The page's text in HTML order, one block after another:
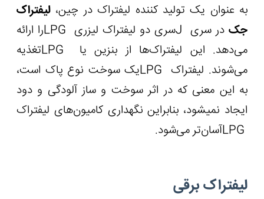
به عنوان یک تولید کننده لیفتراک در چین، لیفتراک
جک در سری Jسری دو لیفتراک لیزری LPGرا ارائه
می‌دهد. این لیفتراک‌ها از بنزین یا
LPGتغذیه
می‌شوند. لیفتراک LPGیک سوخت نوع پاک است،
به این معنی که در اثر سوخت و ساز آلودگی و دود
ایجاد نمی‏شود، بنابراین نگهداری کامیون‌های لیفتراک
LPGآسان‌تر می‌شود.
لیفتراک برقی